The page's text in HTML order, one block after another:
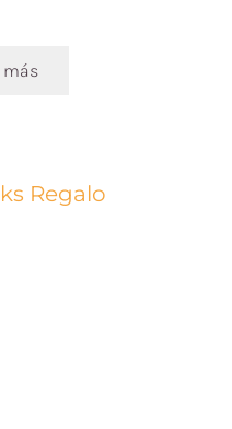
Regalo